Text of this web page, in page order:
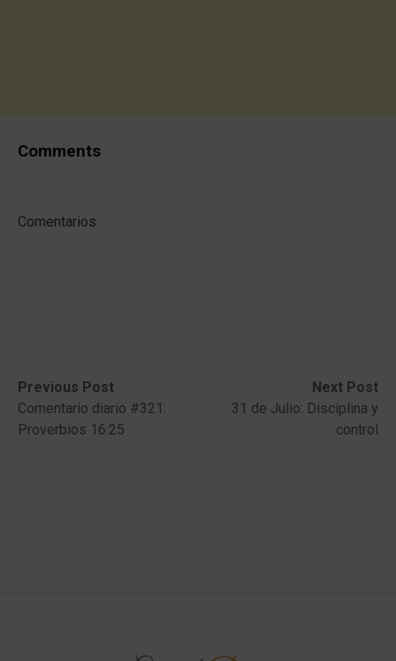
Comments
Comentarios
Post
navigation
Previous Post
Previous
post:Comentario diario #321:
Proverbios 16:25
Next Post
Next
post:
31 de Julio: Disciplina y
control